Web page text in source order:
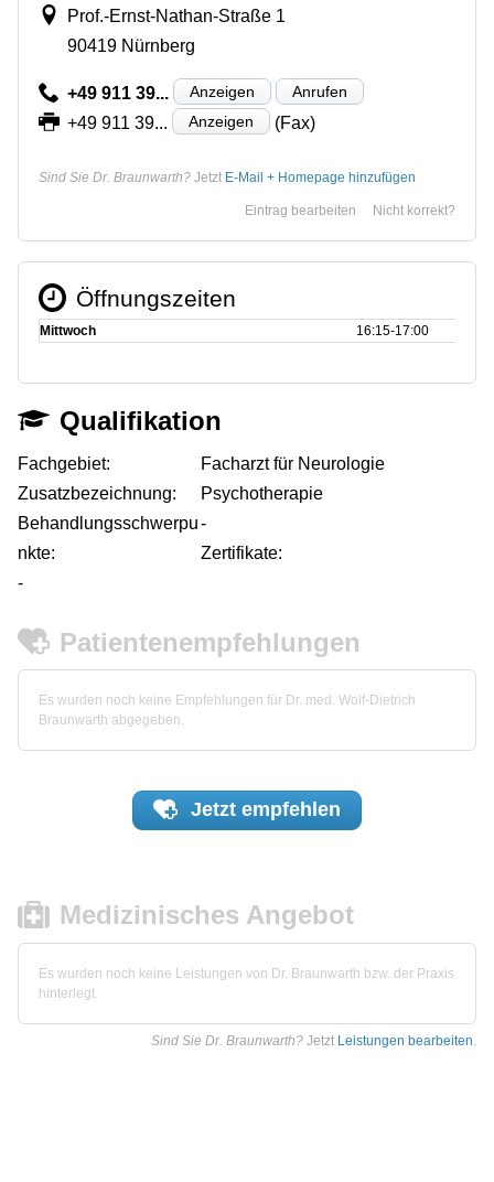
Prof.-Ernst-Nathan-Straße 1
90419 Nürnberg
+49 911 39... Anzeigen Anrufen
+49 911 39... Anzeigen (Fax)
Sind Sie Dr. Braunwarth? Jetzt E-Mail + Homepage hinzufügen
Nicht korrekt?
Eintrag bearbeiten
Öffnungszeiten
Mittwoch 16:15‑17:00
Qualifikation
Fachgebiet:
Facharzt für Neurologie
Zusatzbezeichnung:
Psychotherapie
Behandlungsschwerpu
nkte:
-
Zertifikate:
-
Patientenempfehlungen
Es wurden noch keine Empfehlungen für Dr. med. Wolf-Dietrich
Braunwarth abgegeben.
Jetzt empfehlen
Medizinisches Angebot
Es wurden noch keine Leistungen von Dr. Braunwarth bzw. der Praxis
hinterlegt.
Sind Sie Dr. Braunwarth? Jetzt Leistungen bearbeiten.